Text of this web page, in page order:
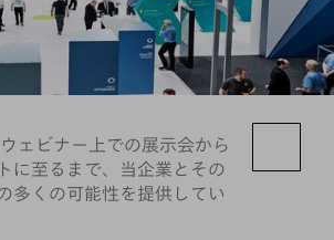
ウェビナー上での展示会から
に至るまで、当企業とその
多くの可能性を提供してい